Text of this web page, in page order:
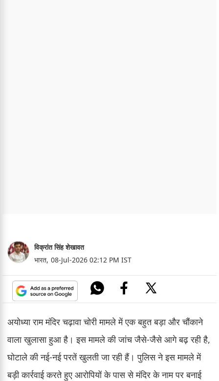
विक्रांत सिंह शेखावत
भारत, 08-Jul-2026 02:12 PM IST
अयोध्या राम मंदिर चढ़ावा चोरी मामले में एक बहुत बड़ा और चौंकाने
वाला खुलासा हुआ है। इस मामले की जांच जैसे-जैसे आगे बढ़ रही है,
घोटाले की नई-नई परतें खुलती जा रही हैं। पुलिस ने इस मामले में
बड़ी कार्रवाई करते हुए आरोपियों के पास से मंदिर के नाम पर बनाई